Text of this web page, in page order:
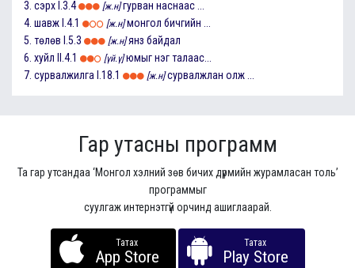
3. сэрх I.3.4 [ж.н] гурван наснаас ...
4. шавж I.4.1 [ж.н] монгол бичгийн ...
5. төлөв I.5.3 [ж.н] янз байдал
6. хуйл II.4.1 [үй.ү] юмыг нэг талаас...
7. сурвалжилга I.18.1 [ж.н] сурвалжлан олж ...
Гар утасны программ
Та гар утсандаа ‘Монгол хэлний зөв бичих дүрмийн журамласан толь’
программыг
суулгаж интернэтгүй орчинд ашиглаарай.
Татах
App Store
Татах
Play Store